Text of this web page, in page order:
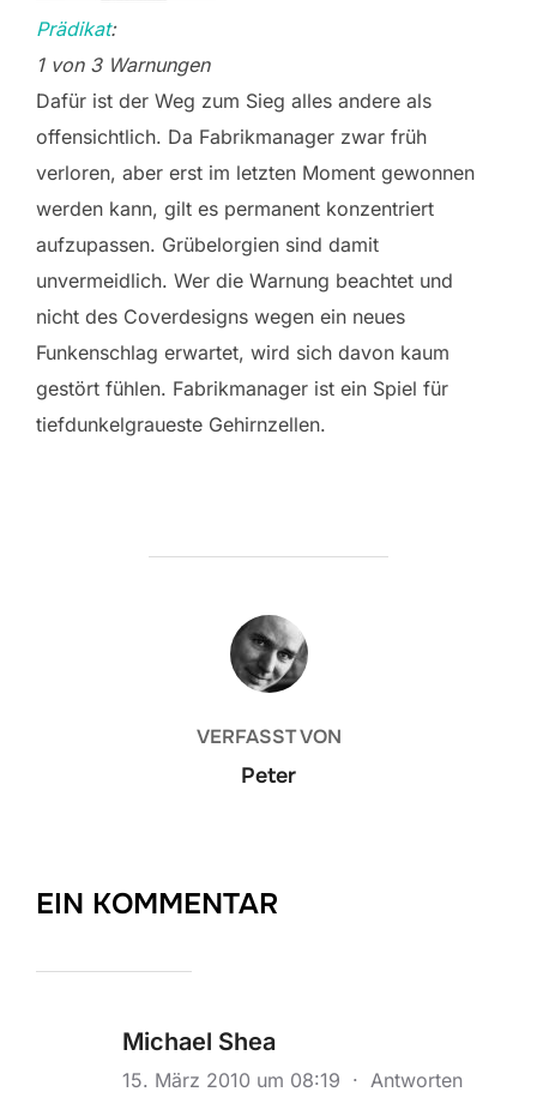
Prädikat:
1 von 3 Warnungen
Dafür ist der Weg zum Sieg alles andere als
offensichtlich. Da Fabrikmanager zwar früh
verloren, aber erst im letzten Moment gewonnen
werden kann, gilt es permanent konzentriert
aufzupassen. Grübelorgien sind damit
unvermeidlich. Wer die Warnung beachtet und
nicht des Coverdesigns wegen ein neues
Funkenschlag erwartet, wird sich davon kaum
gestört fühlen. Fabrikmanager ist ein Spiel für
tiefdunkelgraueste Gehirnzellen.
BEITRAGSAUTOR
VERFASST VON
Peter
EIN KOMMENTAR
Michael Shea
15. März 2010 um 08:19 · Antworten